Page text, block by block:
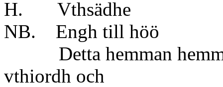
H.
NB. Engh till
Detta hemman
vthiordh och